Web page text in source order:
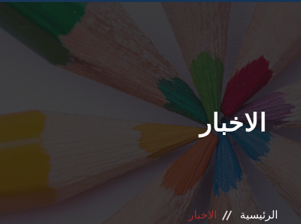
الاخبار
الرئيسية الاخبار